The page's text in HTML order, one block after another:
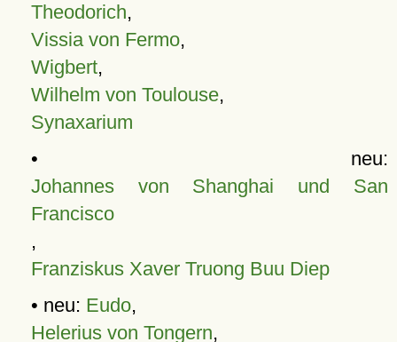
Theodorich,
Vissia von Fermo,
Wigbert,
Wilhelm von Toulouse,
Synaxarium
• neu:
Johannes von Shanghai und San
Francisco
,
Franziskus Xaver Truong Buu Diep
• neu: Eudo,
Helerius von Tongern,